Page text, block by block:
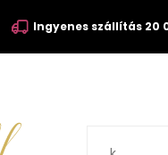
Ingyenes szállítás 20